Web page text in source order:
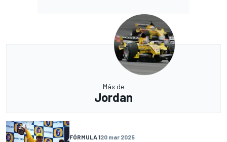
Más de
Jordan
FÓRMULA 120 mar 2025